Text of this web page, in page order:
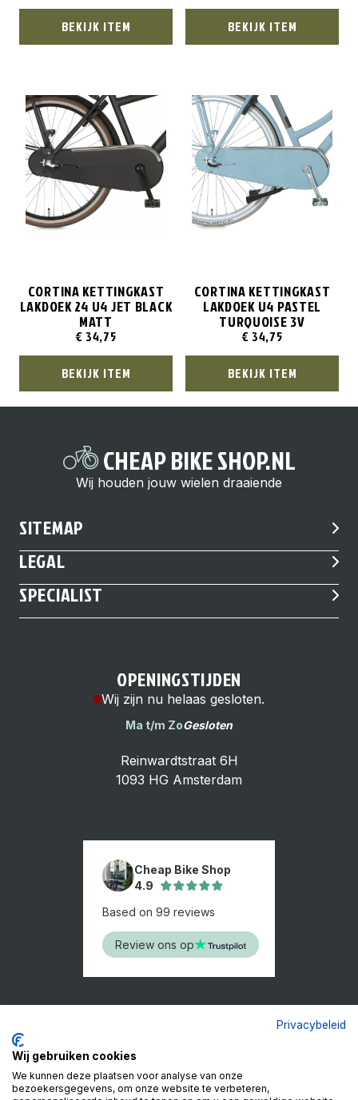
BEKIJK ITEM BEKIJK ITEM
CORTINA KETTINGKAST
LAKDOEK 24 U4 JET BLACK
MATT
€ 34,75
BEKIJK ITEM
CORTINA KETTINGKAST
LAKDOEK U4 PASTEL
TURQUOISE 3V
€ 34,75
BEKIJK ITEM
CHEAP BIKE SHOP.NL
Wij houden jouw wielen draaiende
SITEMAP
LEGAL
SPECIALIST
Cheap Bike Shop
4.9
Based on 99 reviews
Review ons op
OPENINGSTIJDEN
Wij zijn nu helaas gesloten.
Ma t/m ZoGesloten
Reinwardtstraat 6H
1093 HG Amsterdam
Privacybeleid
Wij gebruiken cookies
We kunnen deze plaatsen voor analyse van onze
bezoekersgegevens, om onze website te verbeteren,